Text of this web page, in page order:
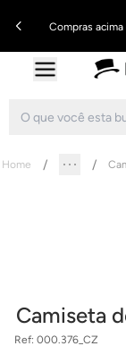
Compras
Home
Camiseta
Ref: 000.376_CZ